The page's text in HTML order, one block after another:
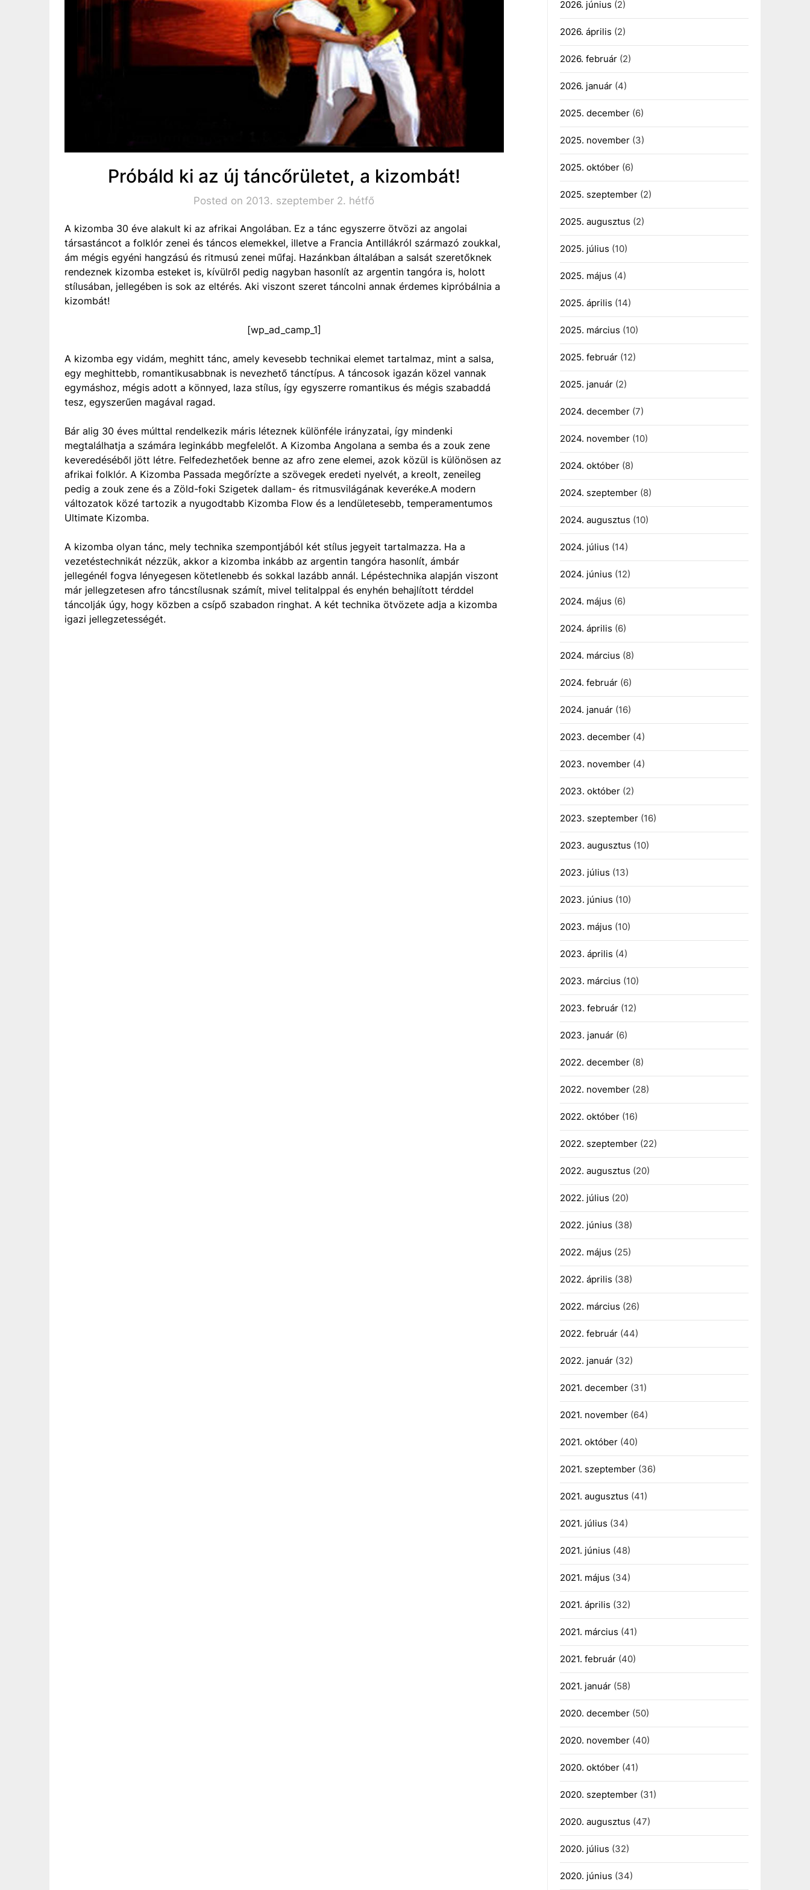
Próbáld ki az új táncőrületet, a kizombát!
Posted on 2013. szeptember 2. hétfő
A kizomba 30 éve alakult ki az afrikai Angolában. Ez a tánc egyszerre ötvözi az angolai
társastáncot a folklór zenei és táncos elemekkel, illetve a Francia Antillákról származó zoukkal,
ám mégis egyéni hangzású és ritmusú zenei műfaj. Hazánkban általában a salsát szeretőknek
rendeznek kizomba esteket is, kívülről pedig nagyban hasonlít az argentin tangóra is, holott
stílusában, jellegében is sok az eltérés. Aki viszont szeret táncolni annak érdemes kipróbálnia a
kizombát!
[wp_ad_camp_1]
A kizomba egy vidám, meghitt tánc, amely kevesebb technikai elemet tartalmaz, mint a salsa,
egy meghittebb, romantikusabbnak is nevezhető tánctípus. A táncosok igazán közel vannak
egymáshoz, mégis adott a könnyed, laza stílus, így egyszerre romantikus és mégis szabaddá
tesz, egyszerűen magával ragad.
Bár alig 30 éves múlttal rendelkezik máris léteznek különféle irányzatai, így mindenki
megtalálhatja a számára leginkább megfelelőt. A Kizomba Angolana a semba és a zouk zene
keveredéséből jött létre. Felfedezhetőek benne az afro zene elemei, azok közül is különösen az
afrikai folklór. A Kizomba Passada megőrízte a szövegek eredeti nyelvét, a kreolt, zeneileg
pedig a zouk zene és a Zöld-foki Szigetek dallam- és ritmusvilágának keveréke.A modern
változatok közé tartozik a nyugodtabb Kizomba Flow és a lendületesebb, temperamentumos
Ultimate Kizomba.
A kizomba olyan tánc, mely technika szempontjából két stílus jegyeit tartalmazza. Ha a
vezetéstechnikát nézzük, akkor a kizomba inkább az argentin tangóra hasonlít, ámbár
jellegénél fogva lényegesen kötetlenebb és sokkal lazább annál. Lépéstechnika alapján viszont
már jellegzetesen afro táncstílusnak számít, mivel telitalppal és enyhén behajlított térddel
táncolják úgy, hogy közben a csípő szabadon ringhat. A két technika ötvözete adja a kizomba
igazi jellegzetességét.
2026. június (2)
2026. április (2)
2026. február(2)
2026. január(4)
2025. december(6)
2025. november(3)
2025. október(6)
2025. szeptember(2)
2025. augusztus (2)
2025. július (10)
2025. május (4)
2025. április (14)
2025. március (10)
2025. február(12)
2025. január(2)
2024. december(7)
2024. november(10)
2024. október(8)
2024. szeptember(8)
2024. augusztus (10)
2024. július (14)
2024. június (12)
2024. május (6)
2024. április (6)
2024. március (8)
2024. február(6)
2024. január(16)
2023. december(4)
2023. november(4)
2023. október(2)
2023. szeptember(16)
2023. augusztus (10)
2023. július (13)
2023. június (10)
2023. május (10)
2023. április (4)
2023. március (10)
2023. február(12)
2023. január(6)
2022. december(8)
2022. november(28)
2022. október(16)
2022. szeptember(22)
2022. augusztus (20)
2022. július (20)
2022. június (38)
2022. május (25)
2022. április (38)
2022. március (26)
2022. február(44)
2022. január(32)
2021. december(31)
2021. november(64)
2021. október(40)
2021. szeptember(36)
2021. augusztus (41)
2021. július (34)
2021. június (48)
2021. május (34)
2021. április (32)
2021. március (41)
2021. február(40)
2021. január(58)
2020. december(50)
2020. november(40)
2020. október(41)
2020. szeptember(31)
2020. augusztus (47)
2020. július (32)
2020. június (34)